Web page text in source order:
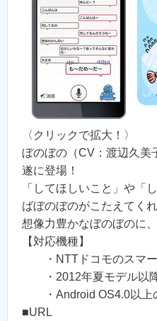
〈クリックで拡大！〉
ぼのぼの（CV：渡辺久美
遂に登場！
「してほしいこと」や「
ばぼのぼのがこたえてく
想像力豊かなぼのぼのに
【対応機種】
・NTTドコモのスマー
・2012年夏モデル以
・Android OS4.0以上
■URL